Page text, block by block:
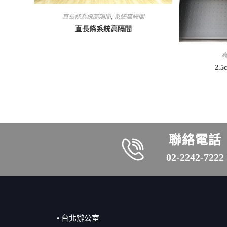
直長條系統高隔間, 系統高隔間
直長條系統高隔間
聯絡電話
02-2242-7222
• 台北辦公室